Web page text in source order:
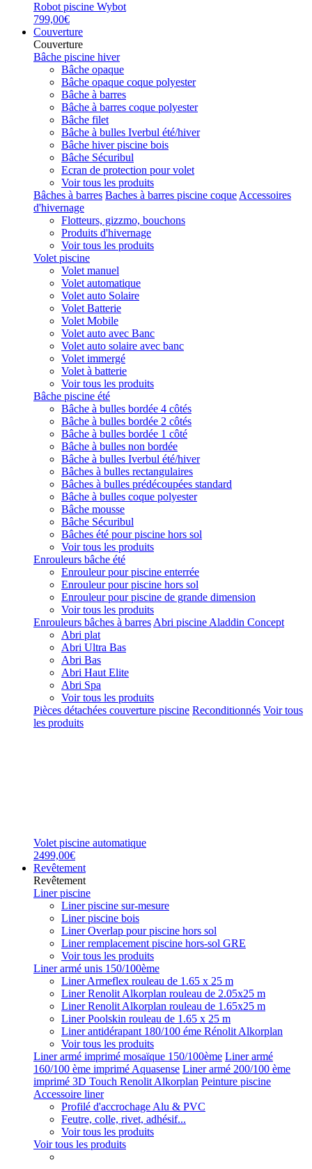
Robot piscine Wybot
799,00€
Couverture
Couverture
Bâche piscine hiver
Bâche opaque
Bâche opaque coque polyester
Bâche à barres
Bâche à barres coque polyester
Bâche filet
Bâche à bulles Iverbul été/hiver
Bâche hiver piscine bois
Bâche Sécuribul
Ecran de protection pour volet
Voir tous les produits
Bâches à barres Baches à barres piscine coque Accessoires
d'hivernage
Flotteurs, gizzmo, bouchons
Produits d'hivernage
Voir tous les produits
Volet piscine
Volet manuel
Volet automatique
Volet auto Solaire
Volet Batterie
Volet Mobile
Volet auto avec Banc
Volet auto solaire avec banc
Volet immergé
Volet à batterie
Voir tous les produits
Bâche piscine été
Bâche à bulles bordée 4 côtés
Bâche à bulles bordée 2 côtés
Bâche à bulles bordée 1 côté
Bâche à bulles non bordée
Bâche à bulles Iverbul été/hiver
Bâches à bulles rectangulaires
Bâches à bulles prédécoupées standard
Bâche à bulles coque polyester
Bâche mousse
Bâche Sécuribul
Bâches été pour piscine hors sol
Voir tous les produits
Enrouleurs bâche été
Enrouleur pour piscine enterrée
Enrouleur pour piscine hors sol
Enrouleur pour piscine de grande dimension
Voir tous les produits
Enrouleurs bâches à barres Abri piscine Aladdin Concept
Abri plat
Abri Ultra Bas
Abri Bas
Abri Haut Elite
Abri Spa
Voir tous les produits
Pièces détachées couverture piscine Reconditionnés Voir tous
les produits
Volet piscine automatique
2499,00€
Revêtement
Revêtement
Liner piscine
Liner piscine sur-mesure
Liner piscine bois
Liner Overlap pour piscine hors sol
Liner remplacement piscine hors-sol GRE
Voir tous les produits
Liner armé unis 150/100ème
Liner Armeflex rouleau de 1.65 x 25 m
Liner Renolit Alkorplan rouleau de 2.05x25 m
Liner Renolit Alkorplan rouleau de 1.65x25 m
Liner Poolskin rouleau de 1.65 x 25 m
Liner antidérapant 180/100 éme Rénolit Alkorplan
Voir tous les produits
Liner armé imprimé mosaïque 150/100ème Liner armé
160/100 ème imprimé Aquasense Liner armé 200/100 ème
imprimé 3D Touch Renolit Alkorplan Peinture piscine
Accessoire liner
Profilé d'accrochage Alu & PVC
Feutre, colle, rivet, adhésif...
Voir tous les produits
Voir tous les produits